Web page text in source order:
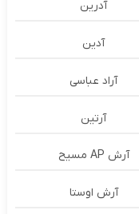
آدرین
آدین
آراد عباسی
آرتین
آرش AP مسیح
آرش اوستا